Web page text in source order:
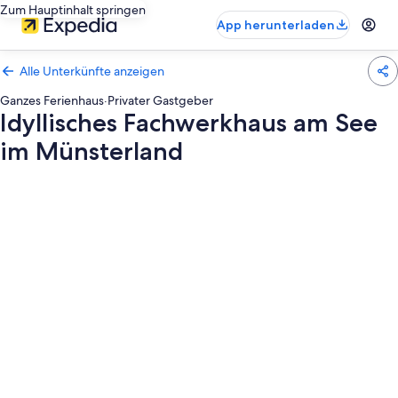
Zum Hauptinhalt springen
App herunterladen
Alle Unterkünfte anzeigen
Ganzes Ferienhaus·Privater Gastgeber
Idyllisches Fachwerkhaus am See
im Münsterland